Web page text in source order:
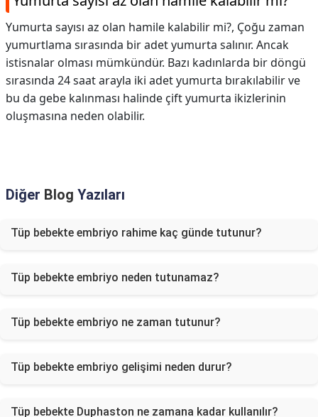
Yumurta sayısı az olan hamile kalabilir mi?, Çoğu zaman
yumurtlama sırasında bir adet yumurta salınır. Ancak
istisnalar olması mümkündür. Bazı kadınlarda bir döngü
sırasında 24 saat arayla iki adet yumurta bırakılabilir ve
bu da gebe kalınması halinde çift yumurta ikizlerinin
oluşmasına neden olabilir.
Diğer Blog Yazıları
Tüp bebekte embriyo rahime kaç günde tutunur?
Tüp bebekte embriyo neden tutunamaz?
Tüp bebekte embriyo ne zaman tutunur?
Tüp bebekte embriyo gelişimi neden durur?
Tüp bebekte Duphaston ne zamana kadar kullanılır?